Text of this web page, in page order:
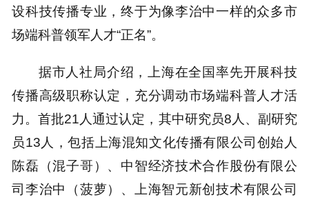
设科技传播专业，终于为像李治中一样的众多市
场端科普领军人才“正名”。
据市人社局介绍，上海在全国率先开展科技
传播高级职称认定，充分调动市场端科普人才活
力。首批21人通过认定，其中研究员8人、副研究
员13人，包括上海混知文化传播有限公司创始人
陈磊（混子哥）、中智经济技术合作股份有限公
司李治中（菠萝）、上海智元新创技术有限公司